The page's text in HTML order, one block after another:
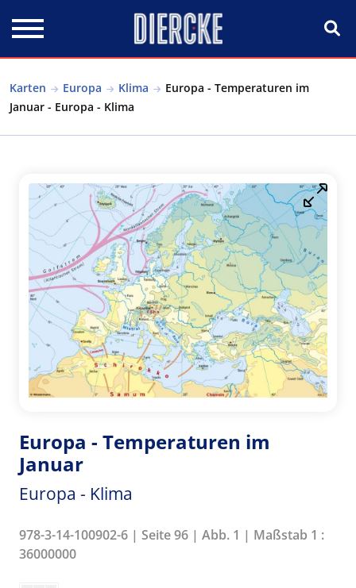
Karten Europa Klima
Europa - Temperaturen im
Januar - Europa - Klima
Europa - Temperaturen im
Januar
Europa - Klima
978-3-14-100902-6 | Seite 96 | Abb. 1 | Maßstab 1 :
36000000